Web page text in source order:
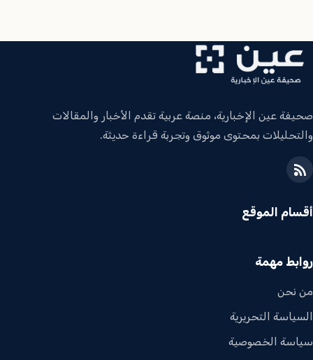
صحيفة عين الإخبارية، منصة عربية تقدم الأخبار والمقالات
والتحليلات بمحتوى موثوق وتجربة قراءة حديثة.
أقسام الموقع
روابط مهمة
من نحن
السياسة التحريرية
سياسة الخصوصية